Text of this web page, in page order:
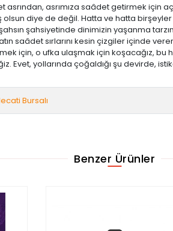
asrımıza saâdet getirmek
diye de değil. Hatta ve hatta birşeyler
şahsiyetinde dinimizin yaşanma
sırlarını kesin çizgiler içinde
için, o ufka ulaşmak için koşacağız,
Evet, yollarında çoğaldığı şu devirde,
Bursalı
Benzer Ürünler